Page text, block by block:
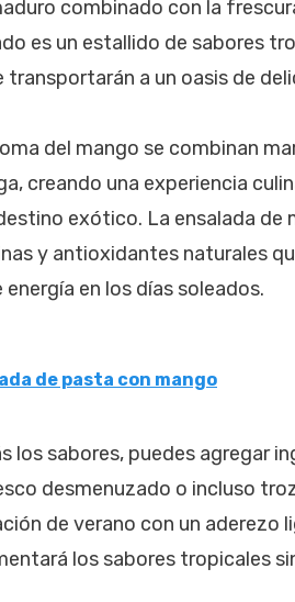
combinado con la
es un estallido de sabores
a un oasis de
del mango se combinan
creando una experiencia
exótico. La ensalada de
y antioxidantes naturales
en los días soleados.
de pasta con mango
los sabores, puedes agregar
desmenuzado o incluso
de verano con un aderezo
los sabores tropicales